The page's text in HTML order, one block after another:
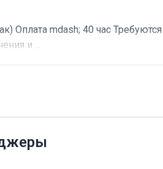
Оплата mdash; 40 час
и ...